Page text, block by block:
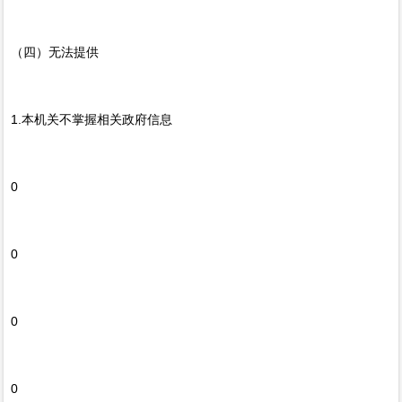
（四）无法提供
1.本机关不掌握相关政府信息
0
0
0
0